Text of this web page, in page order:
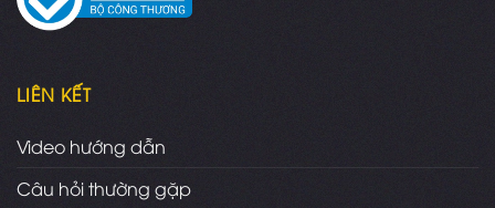
LIÊN KẾT
Video hướng dẫn
Câu hỏi thường gặp